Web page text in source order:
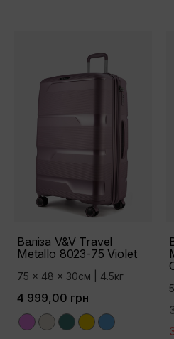
Валіза V&V Travel
Metallo 8023-75 Violet
75 x 48 x 30см | 4.5кг
4 999,00 грн
VioletChampagne
GreenGoldBlue